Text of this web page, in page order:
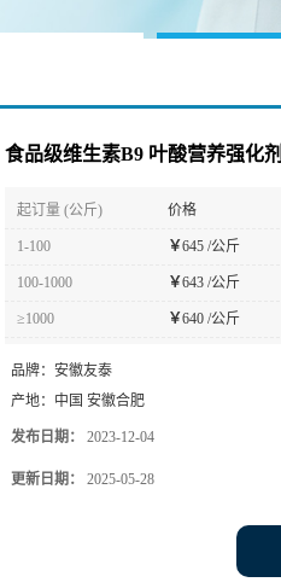
食品级维生素B9 叶酸营养强化剂
起订量 (公斤) 价格
1-100 ￥645 /公斤
100-1000 ￥643 /公斤
≥1000 ￥640 /公斤
品牌： 安徽友泰
产地： 中国 安徽合肥
发布日期： 2023-12-04
更新日期： 2025-05-28